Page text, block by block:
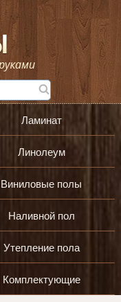
Ламинат
Линолеум
Виниловые полы
Наливной пол
Утепление пола
Комплектующие